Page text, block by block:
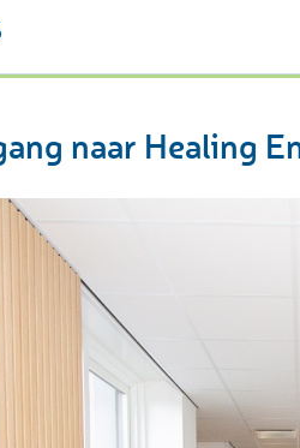
naar Healing